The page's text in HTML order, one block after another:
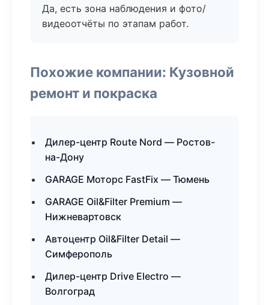
Да, есть зона наблюдения и фото/
видеоотчёты по этапам работ.
Похожие компании: Кузовной
ремонт и покраска
Дилер-центр Route Nord — Ростов-
на-Дону
GARAGE Моторс FastFix — Тюмень
GARAGE Oil&Filter Premium —
Нижневартовск
Автоцентр Oil&Filter Detail —
Симферополь
Дилер-центр Drive Electro —
Волгоград